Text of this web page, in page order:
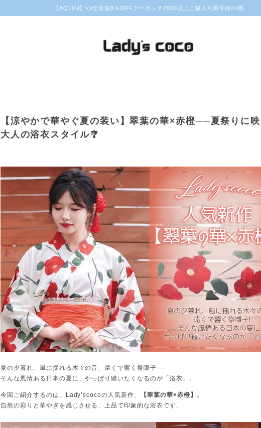
【AQL9U】👈全店舗8％OFFクーポン￥7980以上ご購入利用可能<<💌
【涼やかで華やぐ夏の装い】翠葉の華×赤橙──夏祭りに
大人の浴衣スタイル🎐
夏の夕暮れ、風に揺れる木々の音、遠くで響く祭囃子──
そんな風情ある日本の夏に、やっぱり纏いたくなるのが「浴衣」。
今回ご紹介するのは、Lady’scocoの人気新作、 【翠葉の華×赤橙】
。
自然の彩りと華やぎを感じさせる、上品で印象的な浴衣です。